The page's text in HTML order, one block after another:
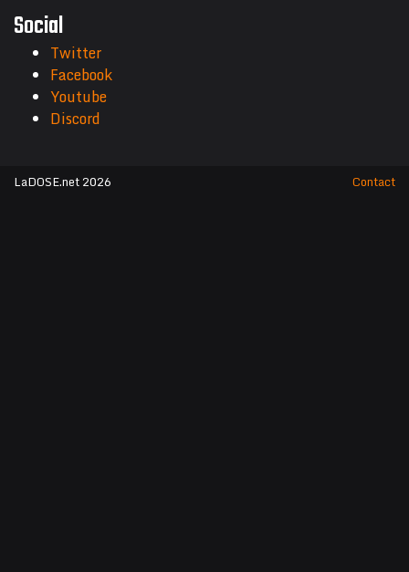
Social
Twitter
Facebook
Youtube
Discord
LaDOSE.net 2026 Contact